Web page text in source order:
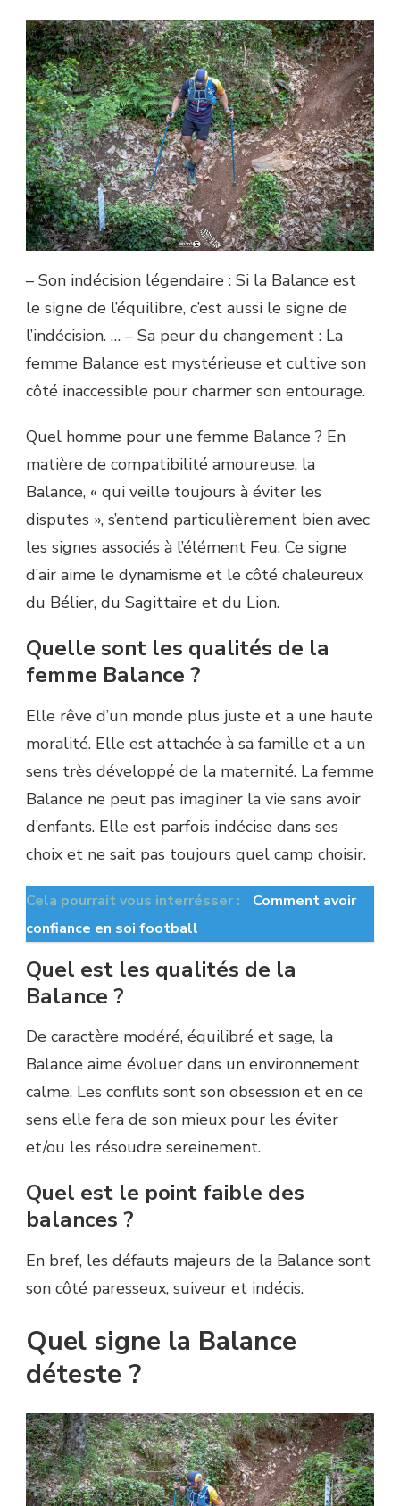
– Son indécision légendaire : Si la Balance est
le signe de l’équilibre, c’est aussi le signe de
l’indécision. … – Sa peur du changement : La
femme Balance est mystérieuse et cultive son
côté inaccessible pour charmer son entourage.
Quel homme pour une femme Balance ? En
matière de compatibilité amoureuse, la
Balance, « qui veille toujours à éviter les
disputes », s’entend particulièrement bien avec
les signes associés à l’élément Feu. Ce signe
d’air aime le dynamisme et le côté chaleureux
du Bélier, du Sagittaire et du Lion.
Quelle sont les qualités de la
femme Balance ?
Elle rêve d’un monde plus juste et a une haute
moralité. Elle est attachée à sa famille et a un
sens très développé de la maternité. La femme
Balance ne peut pas imaginer la vie sans avoir
d’enfants. Elle est parfois indécise dans ses
choix et ne sait pas toujours quel camp choisir.
Cela pourrait vous interrésser :
Comment avoir
confiance en soi football
Quel est les qualités de la
Balance ?
De caractère modéré, équilibré et sage, la
Balance aime évoluer dans un environnement
calme. Les conflits sont son obsession et en ce
sens elle fera de son mieux pour les éviter
et/ou les résoudre sereinement.
Quel est le point faible des
balances ?
En bref, les défauts majeurs de la Balance sont
son côté paresseux, suiveur et indécis.
Quel signe la Balance
déteste ?